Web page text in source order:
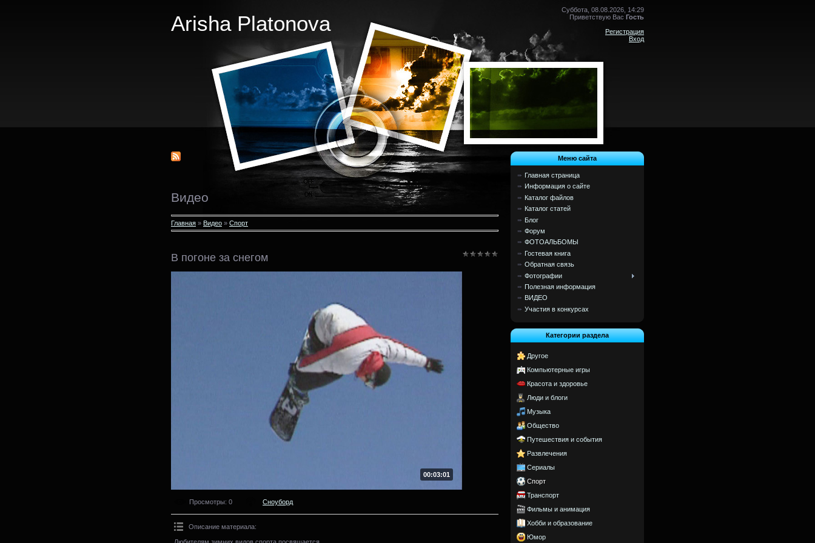
Arisha Platonova
Суббота, 08.08.2026, 14:29
Приветствую Вас Гость
Регистрация
Вход
Видео
Главная » Видео » Спорт
В погоне за снегом
00:03:01
Просмотры: 0 Сноуборд
Описание материала:
Любителям зимних видов спорта посвящается.
Меню сайта
Главная страница
Информация о сайте
Каталог файлов
Каталог статей
Блог
Форум
ФОТОАЛЬБОМЫ
Гостевая книга
Обратная связь
Фотографии
Полезная информация
ВИДЕО
Участия в конкурсах
Категории раздела
Другое
Компьютерные игры
Красота и здоровье
Люди и блоги
Музыка
Общество
Путешествия и события
Развлечения
Сериалы
Спорт
Транспорт
Фильмы и анимация
Хобби и образование
Юмор